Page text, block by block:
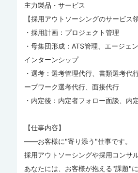
主力製品・サービス
【採用アウトソーシングのサービス領
・採用計画：プロジェクト管理
・母集団形成：ATS管理、エージェ
インターンシップ
・選考：選考管理代行、書類選考
ープワーク選考代行、面接代行
・内定後：内定者フォロー面談、内
【仕事内容】
――お客様に"寄り添う"仕事です。
採用アウトソーシングや採用コンサ
あなたには、お客様が抱える"課題"